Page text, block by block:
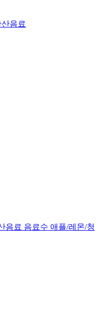
산음료
음료 음료수 애플/레몬/청